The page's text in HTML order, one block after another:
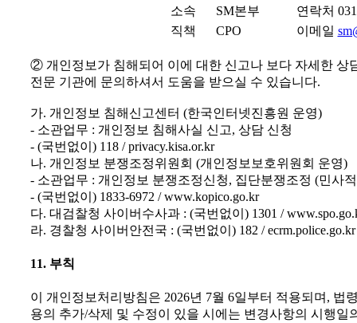
소속
SM본부
직책
CPO
연락처
이메일
② 개인정보가 침해되어 이에 대한 신고나 보다 자세한 상
전문 기관에 문의하셔서 도움을 받으실 수 있습니다.
가. 개인정보 침해신고센터 (한국인터넷진흥원 운영)
- 소관업무 : 개인정보 침해사실 신고, 상담 신청
- (국번없이) 118 / privacy.kisa.or.kr
나. 개인정보 분쟁조정위원회 (개인정보보호위원회 운영)
- 소관업무 : 개인정보 분쟁조정신청, 집단분쟁조정 (민사
- (국번없이) 1833-6972 / www.kopico.go.kr
다. 대검찰청 사이버수사과 : (국번없이) 1301 /
라. 경찰청 사이버안전국 : (국번없이) 182 / ecrm.police.go.kr
11. 부칙
이 개인정보처리방침은 2026년 7월 6일부터 적용되며, 법
용의 추가/삭제 및 수정이 있을 시에는 변경사항의 시행일